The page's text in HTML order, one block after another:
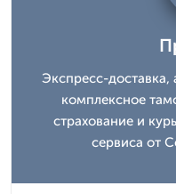
Экспресс-
комплексное
страхование и
сервиса от